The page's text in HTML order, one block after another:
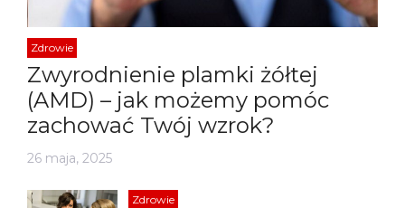
Zdrowie
Zwyrodnienie plamki żółtej
(AMD) – jak możemy pomóc
zachować Twój wzrok?
26 maja, 2025
Zdrowie